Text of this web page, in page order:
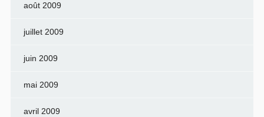
août 2009
juillet 2009
juin 2009
mai 2009
avril 2009